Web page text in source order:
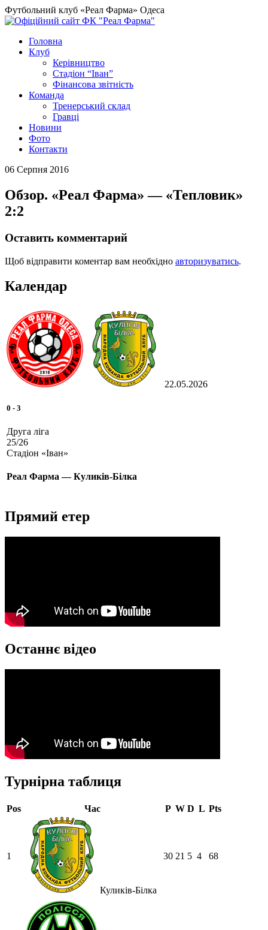
Футбольний клуб «Реал Фарма» Одеса
Головна
Клуб
Керівництво
Стадіон “Іван”
Фінансова звітність
Команда
Тренерський склад
Гравці
Новини
Фото
Контакти
06 Серпня 2016
Обзор. «Реал Фарма» — «Тепловик»
2:2
Оставить комментарий
Щоб відправити коментар вам необхідно авторизуватись.
Календар
22.05.2026
0 - 3
Друга ліга
25/26
Стадіон «Іван»
Реал Фарма — Куликів-Білка
Прямий етер
Останнє відео
Турнірна таблиця
Pos Час P W D L Pts
1
Куликів-Білка
30 21 5 4 68